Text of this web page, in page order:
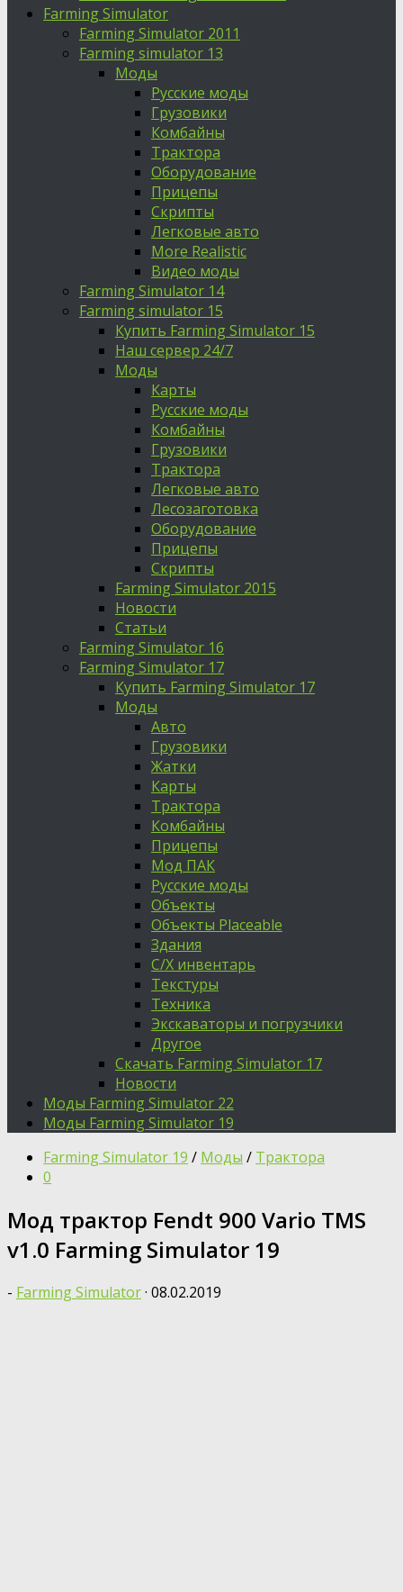
Farming Simulator
Farming Simulator 2011
Farming simulator 13
Моды
Русские моды
Грузовики
Комбайны
Трактора
Оборудование
Прицепы
Скрипты
Легковые авто
More Realistic
Видео моды
Farming Simulator 14
Farming simulator 15
Купить Farming Simulator 15
Наш сервер 24/7
Моды
Карты
Русские моды
Комбайны
Грузовики
Трактора
Легковые авто
Лесозаготовка
Оборудование
Прицепы
Скрипты
Farming Simulator 2015
Новости
Статьи
Farming Simulator 16
Farming Simulator 17
Купить Farming Simulator 17
Моды
Авто
Грузовики
Жатки
Карты
Трактора
Комбайны
Прицепы
Мод ПАК
Русские моды
Объекты
Объекты Placeable
Здания
С/Х инвентарь
Текстуры
Техника
Экскаваторы и погрузчики
Другое
Скачать Farming Simulator 17
Новости
Моды Farming Simulator 22
Моды Farming Simulator 19
Farming Simulator 19 / Моды / Трактора
0
Мод трактор Fendt 900 Vario TMS
v1.0 Farming Simulator 19
- Farming Simulator· 08.02.2019